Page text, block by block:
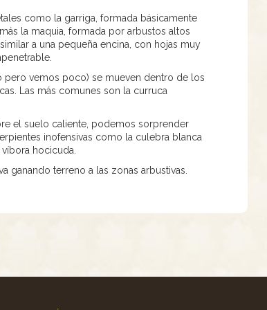
como la garriga, formada básicamente
la maquia, formada por arbustos altos
a una pequeña encina, con hojas muy
pero vemos poco) se mueven dentro de los
Las más comunes son la curruca
el suelo caliente, podemos sorprender
inofensivas como la culebra blanca
hocicuda.
ganando terreno a las zonas arbustivas.